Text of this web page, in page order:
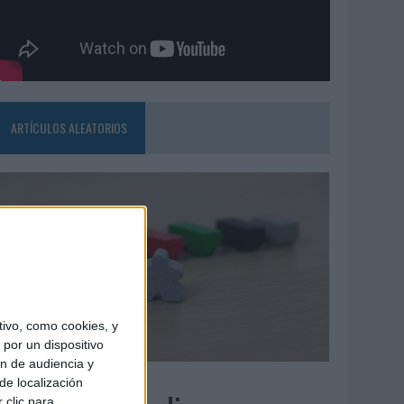
como cookies, y
un dispositivo
de audiencia y
localización
clic para
ARTÍCULOS ALEATORIOS